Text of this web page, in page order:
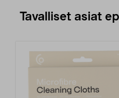
Tavalliset asiat